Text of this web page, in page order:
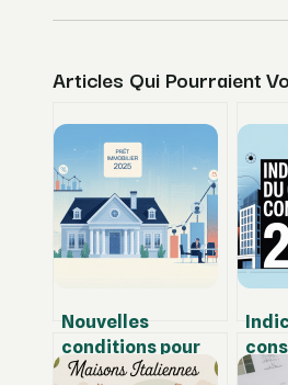
Articles Qui Pourraient
Nouvelles
conditions pour
obtenir un prêt